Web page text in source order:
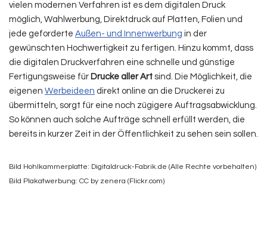
vielen modernen Verfahren ist es dem digitalen Druck
möglich, Wahlwerbung, Direktdruck auf Platten, Folien und
jede geforderte Außen- und Innenwerbung in der
gewünschten Hochwertigkeit zu fertigen. Hinzu kommt, dass
die digitalen Druckverfahren eine schnelle und günstige
Fertigungsweise für Drucke aller Art sind. Die Möglichkeit, die
eigenen Werbeideen direkt online an die Druckerei zu
übermitteln, sorgt für eine noch zügigere Auftragsabwicklung.
So können auch solche Aufträge schnell erfüllt werden, die
bereits in kurzer Zeit in der Öffentlichkeit zu sehen sein sollen.
Bild Hohlkammerplatte: Digitaldruck-Fabrik.de (Alle Rechte vorbehalten)
Bild Plakatwerbung: CC by zenera (Flickr.com)